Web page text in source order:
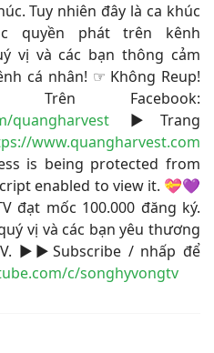
Tuy nhiên đây là ca khúc
quyền phát trên kênh
vị và các bạn thông cảm
cá nhân! ☞ Không Reup!
Facebook:
quangharvest ▶Trang
www.quangharvest.com
is being protected from
enabled to view it. 💝💜
đạt mốc 100.000 đăng ký.
vị và các bạn yêu thương
▶▶Subscribe / nhấp để
c/songhyvongtv